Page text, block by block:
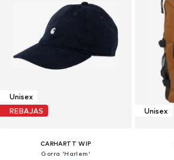
Unisex
REBAJAS
CARHARTT WIP
Gorra 'Harlem'
Unisex